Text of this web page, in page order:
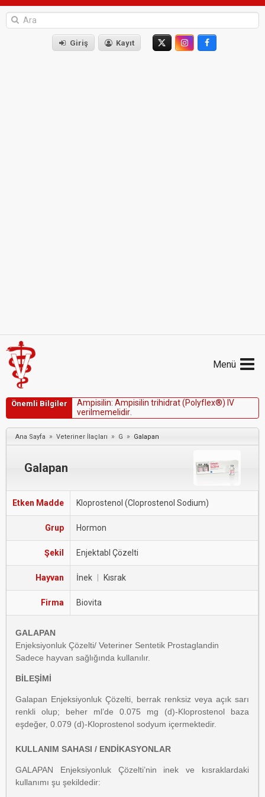
Giriş Kayıt
Menü
Önemli Bilgiler Ampisi in: Ampisi in trihidrat(Po yfex®) V
veri meme idir
Ana Sayfa » Veteriner İlaçları » G » Galapan
Galapan
Etken Madde Kloprostenol (Cloprostenol Sodium)
Grup Hormon
Şekil Enjektabl Çözelti
Hayvan İnek Kısrak
Firma Biovita
GALAPAN
Enjeksiyonluk Çözelti/ Veteriner Sentetik Prostaglandin
Sadece hayvan sağlığında kullanılır.
BİLEŞİMİ
Galapan Enjeksiyonluk Çözelti, berrak renksiz veya açık sarı
renkli olup; beher ml’de 0.075 mg (d)-Kloprostenol baza
eşdeğer, 0.079 (d)-Kloprostenol sodyum içermektedir.
KULLANIM SAHASI / ENDİKASYONLAR
GALAPAN Enjeksiyonluk Çözelti’nin inek ve kısraklardaki
kullanımı şu şekildedir: